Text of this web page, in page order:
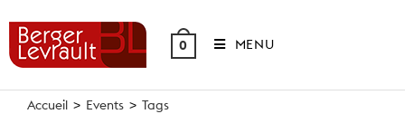
content
0 MENU
Accueil > Events > Tags